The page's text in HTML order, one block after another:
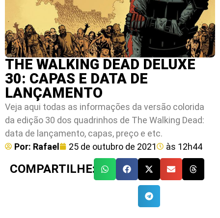
THE WALKING DEAD DELUXE
30: CAPAS E DATA DE
LANÇAMENTO
Veja aqui todas as informações da versão colorida
da edição 30 dos quadrinhos de The Walking Dead:
data de lançamento, capas, preço e etc.
Por: Rafael 25 de outubro de 2021 às 12h44
COMPARTILHE: